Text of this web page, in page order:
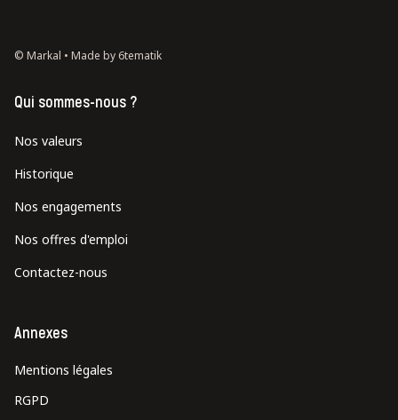
© Markal • Made by 6tematik
Qui sommes-nous ?
Nos valeurs
Historique
Nos engagements
Nos offres d'emploi
Contactez-nous
Annexes
Mentions légales
RGPD